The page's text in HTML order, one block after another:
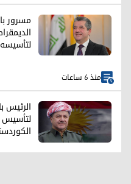
مسرور
لتأسيسه
منذ 6 ساعات
الرئيس
لتأسيس